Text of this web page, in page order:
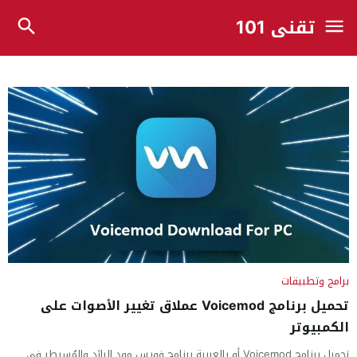
تقني 101
برامج وتطبيقات
تحميل برنامج Voicemod عملاق تغيير الأصوات على
الكمبيوتر